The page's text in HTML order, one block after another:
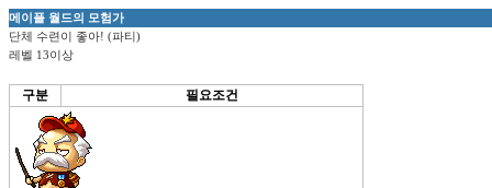
메이플 월드의 모험가
단체 수련이 좋아! (파티)
레벨 13이상
구분 필요조건